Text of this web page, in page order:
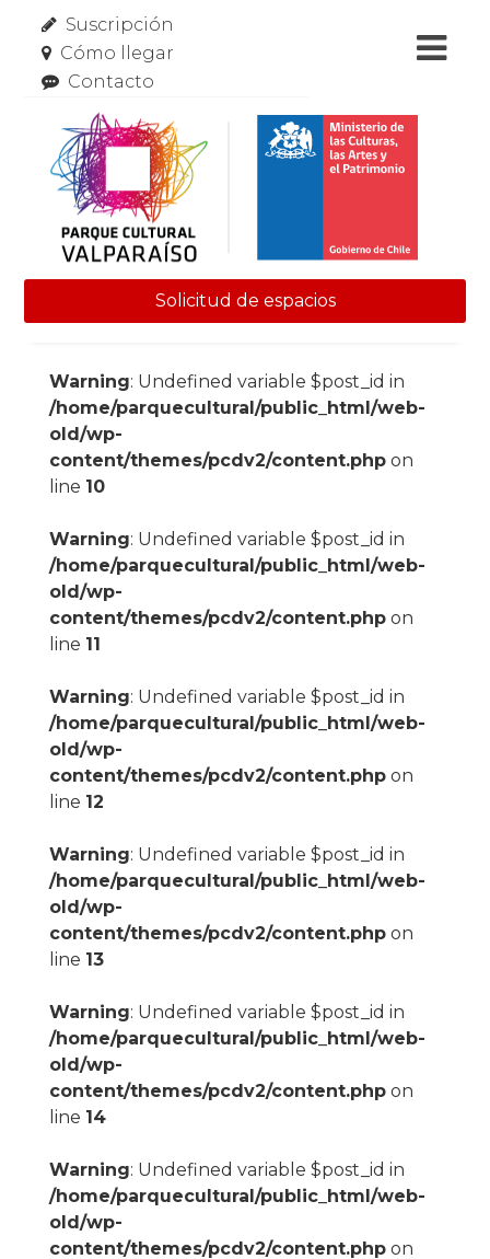
Suscripción
Cómo llegar
Contacto
Solicitud de espacios
Warning: Undefined variable $post_id in
/home/parquecultural/public_html/web-
old/wp-
content/themes/pcdv2/content.phpon
line 10
Warning: Undefined variable $post_id in
/home/parquecultural/public_html/web-
old/wp-
content/themes/pcdv2/content.phpon
line 11
Warning: Undefined variable $post_id in
/home/parquecultural/public_html/web-
old/wp-
content/themes/pcdv2/content.phpon
line 12
Warning: Undefined variable $post_id in
/home/parquecultural/public_html/web-
old/wp-
content/themes/pcdv2/content.phpon
line 13
Warning: Undefined variable $post_id in
/home/parquecultural/public_html/web-
old/wp-
content/themes/pcdv2/content.phpon
line 14
Warning: Undefined variable $post_id in
/home/parquecultural/public_html/web-
old/wp-
content/themes/pcdv2/content.phpon